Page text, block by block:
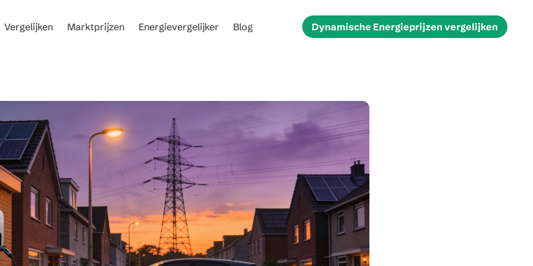
Vergelijken Marktprijzen Energievergelijker Blog Dynamische Energieprijzen vergelijken